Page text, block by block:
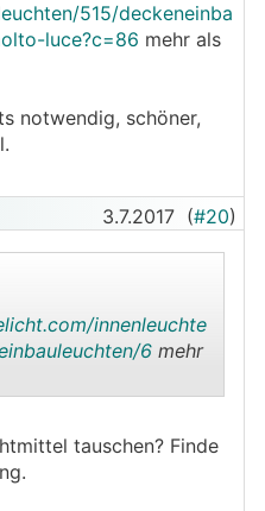
515/deckeneinba
luce?c=86 mehr als
notwendig, schöner,
3.7.2017 (#20)
innenleuchte
6 mehr
tauschen? Finde